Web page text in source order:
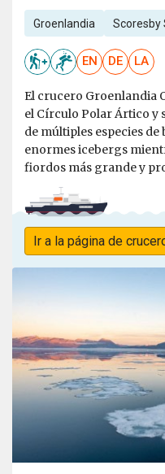
Groenlandia Scoresby
EN DE LA
El crucero Groenlandia
el Círculo Polar Ártico y
de múltiples especies
enormes icebergs
fiordos más grande y
Ir a la página de